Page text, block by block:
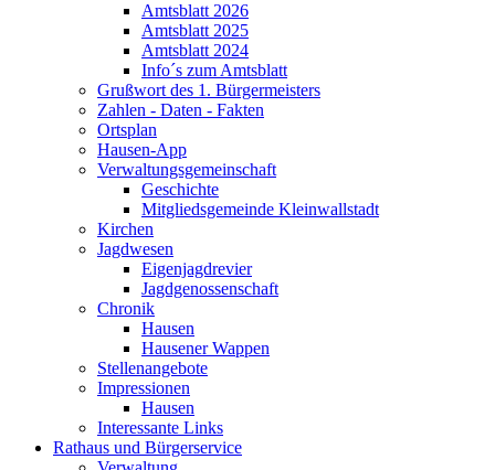
Amtsblatt 2026
Amtsblatt 2025
Amtsblatt 2024
Info´s zum Amtsblatt
Grußwort des 1. Bürgermeisters
Zahlen - Daten - Fakten
Ortsplan
Hausen-App
Verwaltungsgemeinschaft
Geschichte
Mitgliedsgemeinde Kleinwallstadt
Kirchen
Jagdwesen
Eigenjagdrevier
Jagdgenossenschaft
Chronik
Hausen
Hausener Wappen
Stellenangebote
Impressionen
Hausen
Interessante Links
Rathaus und Bürgerservice